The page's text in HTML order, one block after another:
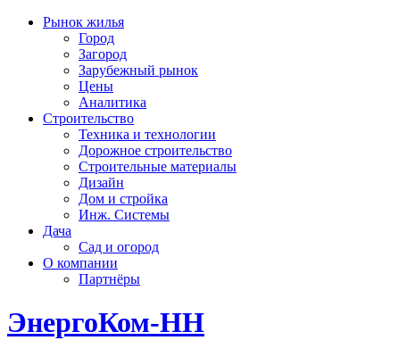
Рынок жилья
Город
Загород
Зарубежный рынок
Цены
Аналитика
Строительство
Техника и технологии
Дорожное строительство
Строительные материалы
Дизайн
Дом и стройка
Инж. Системы
Дача
Сад и огород
О компании
Партнёры
ЭнергоКом-НН